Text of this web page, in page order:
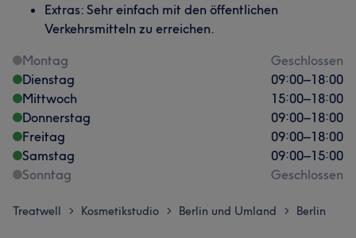
Extras: Sehr einfach mit den öffentlichen
Verkehrsmitteln zu erreichen.
Montag
Geschlossen
Dienstag
09:00–18:00
Mittwoch
15:00–18:00
Donnerstag
09:00–18:00
Freitag
09:00–18:00
Samstag
09:00–15:00
Sonntag
Geschlossen
Treatwell > Kosmetikstudio > Berlin und Umland > Berlin